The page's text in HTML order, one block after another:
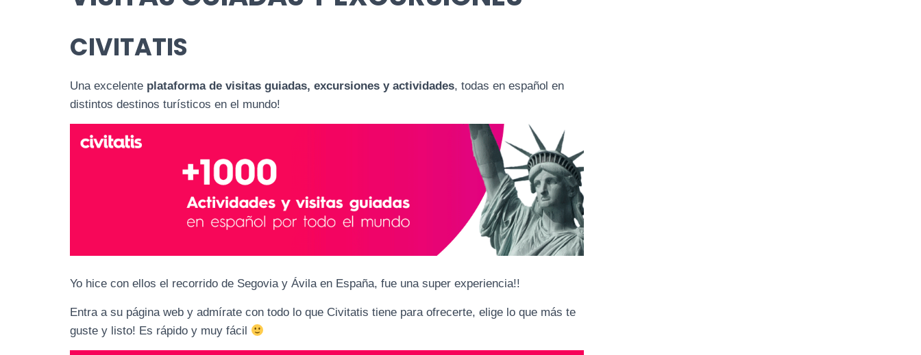
CIVITATIS
Una excelente plataforma de visitas guiadas, excursiones y actividades, todas en español en
distintos destinos turísticos en el mundo!
Yo hice con ellos el recorrido de Segovia y Ávila en España, fue una super experiencia!!
Entra a su página web y admírate con todo lo que Civitatis tiene para ofrecerte, elige lo que más te
guste y listo! Es rápido y muy fácil